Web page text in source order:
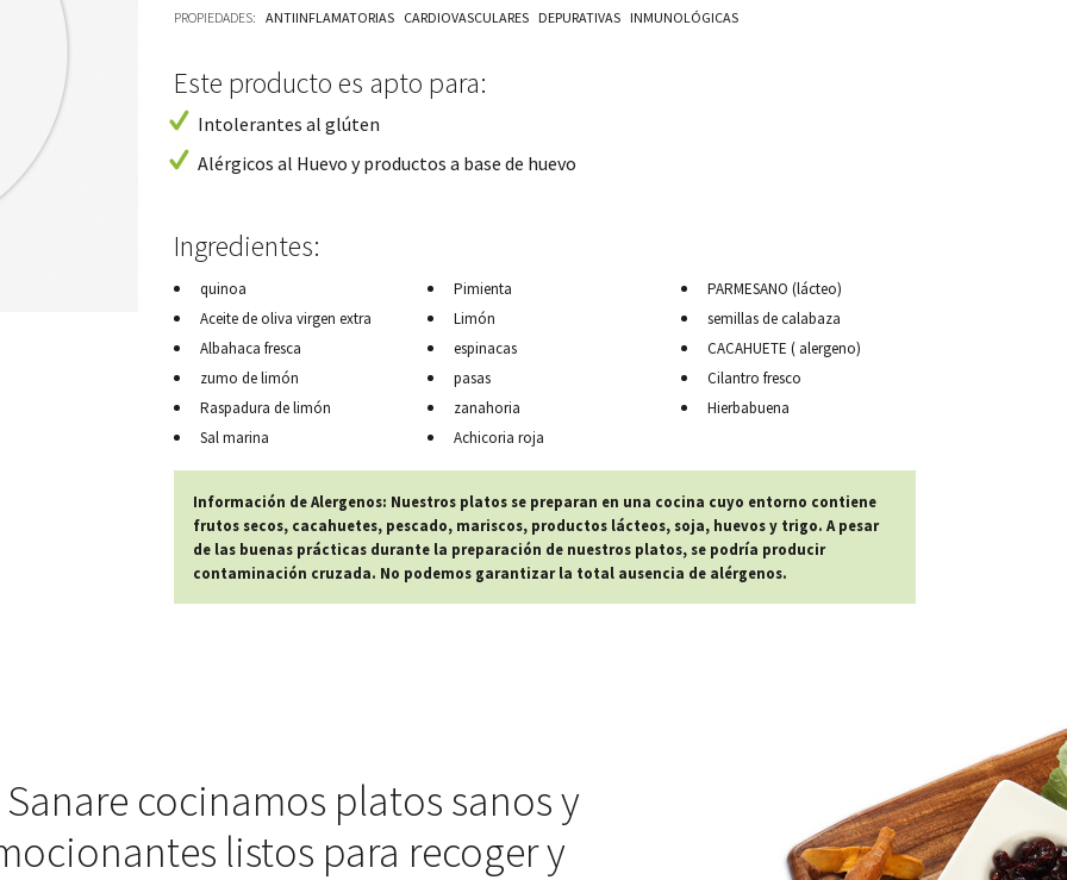
PROPIEDADES: ANTIINFLAMATORIAS CARDIOVASCULARES DEPURATIVAS INMUNOLÓGICAS
Este producto es apto para:
Intolerantes al glúten
Alérgicos al Huevo y productos a base de huevo
Ingredientes:
quinoa
Aceite de oliva virgen extra
Albahaca fresca
zumo de limón
Raspadura de limón
Sal marina
Pimienta
Limón
espinacas
pasas
zanahoria
Achicoria roja
PARMESANO (lácteo)
semillas de calabaza
CACAHUETE ( alergeno)
Cilantro fresco
Hierbabuena
Información de Alergenos: Nuestros platos se preparan en una cocina cuyo entorno contiene
frutos secos, cacahuetes, pescado, mariscos, productos lácteos, soja, huevos y trigo. A pesar
de las buenas prácticas durante la preparación de nuestros platos, se podría producir
contaminación cruzada. No podemos garantizar la total ausencia de alérgenos.
Sanare cocinamos platos sanos y
listos para recoger y